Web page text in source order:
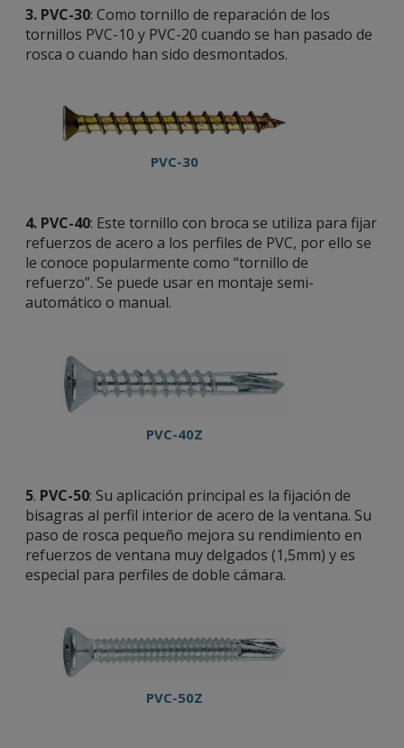
3. PVC-30: Como tornillo de reparación de los
tornillos PVC-10 y PVC-20 cuando se han pasado de
rosca o cuando han sido desmontados.
PVC-30
4. PVC-40: Este tornillo con broca se utiliza para fijar
refuerzos de acero a los perfiles de PVC, por ello se
le conoce popularmente como “tornillo de
refuerzo”. Se puede usar en montaje semi-
automático o manual.
PVC-40Z
5. PVC-50: Su aplicación principal es la fijación de
bisagras al perfil interior de acero de la ventana. Su
paso de rosca pequeño mejora su rendimiento en
refuerzos de ventana muy delgados (1,5mm) y es
especial para perfiles de doble cámara.
PVC-50Z